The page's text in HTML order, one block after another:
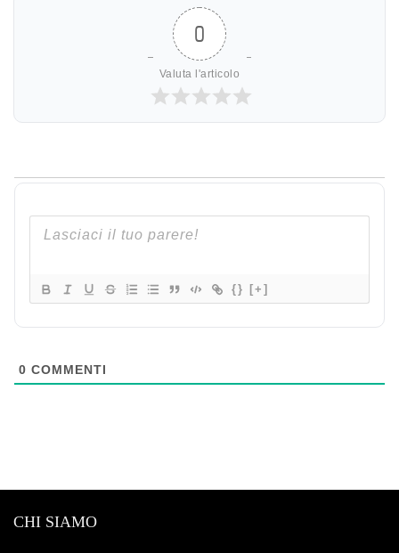
0
Valuta l'articolo
{} [+]
0 COMMENTI
CHI SIAMO